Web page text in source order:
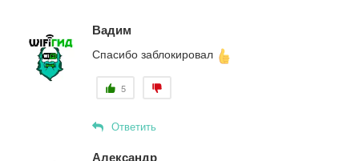
Вадим
Спасибо заблокировал
5
Ответить
Александр